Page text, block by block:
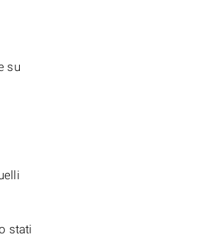
su
stati